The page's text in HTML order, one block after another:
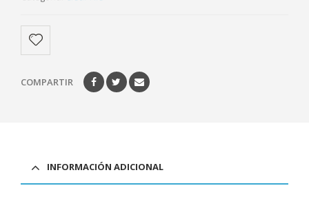
COMPARTIR
INFORMACIÓN ADICIONAL